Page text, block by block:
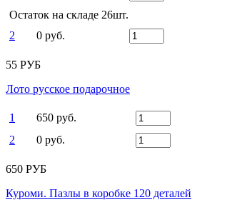
Остаток на складе 26шт.
2
0 руб.
55 РУБ
Лото русское подарочное
1
650 руб.
2
0 руб.
650 РУБ
Куроми. Пазлы в коробке 120 деталей